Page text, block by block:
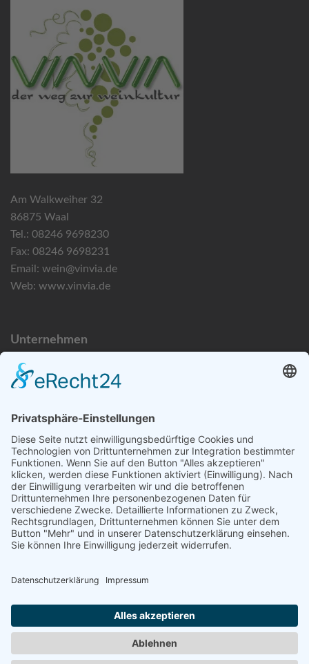
Am Walkweiher 32
86875 Waal
Tel.: 08246 9698230
Fax: 08246 9698231
Email: wein@vinvia.de
Web: www.vinvia.de
Unternehmen
Datenschutzerklärung
Impressum
Newsletteranmeldung
TERMS PRIVACY COOKIES